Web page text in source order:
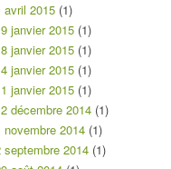
avril 2015 (1)
janvier 2015 (1)
janvier 2015 (1)
janvier 2015 (1)
janvier 2015 (1)
décembre 2014 (1)
novembre 2014 (1)
septembre 2014 (1)